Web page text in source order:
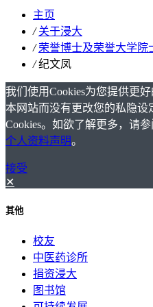
主页
/ 关于浸大
/ 荣誉博士及荣誉大学院
/ 纪文凤
我们使用Cookies为您提供更
本网站而没有更改您的私隐设
Cookies。如欲了解更多，请
个人资料声明。
接受
✕
其他
校友
中医药诊所
捐资浸大
图书馆